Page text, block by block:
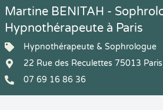
Martine BENITAH -
Hypnothérapeute à Paris
Hypnothérapeute & Sophrologue
22 Rue des Reculettes 75013 Paris
07 69 16 86 36